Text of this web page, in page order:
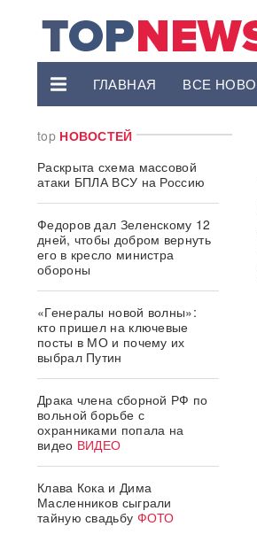
ГЛАВНАЯ ВСЕ
top НОВОСТЕЙ
Раскрыта схема массовой
атаки БПЛА ВСУ на Россию
Федоров дал Зеленскому 12
дней, чтобы добром вернуть
его в кресло министра
обороны
«Генералы новой волны»:
кто пришел на ключевые
посты в МО и почему их
выбрал Путин
Драка члена сборной РФ по
вольной борьбе с
охранниками попала на
видео ВИДЕО
Клава Кока и Дима
Масленников сыграли
тайную свадьбу ФОТО